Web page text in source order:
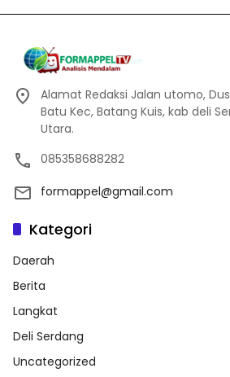
Alamat Redaksi Jalan utomo,
Batu Kec, Batang Kuis, kab deli
Utara.
085358688282
formappel@gmail.com
Kategori
Daerah
Berita
Langkat
Deli Serdang
Uncategorized